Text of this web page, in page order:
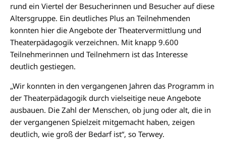
rund ein Viertel der Besucherinnen und Besucher auf diese
Altersgruppe. Ein deutliches Plus an Teilnehmenden
konnten hier die Angebote der Theatervermittlung und
Theaterpädagogik verzeichnen. Mit knapp 9.600
Teilnehmerinnen und Teilnehmern ist das Interesse
deutlich gestiegen.
„Wir konnten in den vergangenen Jahren das Programm in
der Theaterpädagogik durch vielseitige neue Angebote
ausbauen. Die Zahl der Menschen, ob jung oder alt, die in
der vergangenen Spielzeit mitgemacht haben, zeigen
deutlich, wie groß der Bedarf ist“, so Terwey.